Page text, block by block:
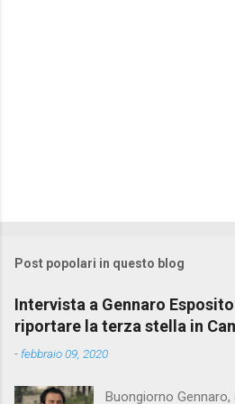
Post popolari in questo blog
Intervista a Gennaro
riportare la terza stella in
- febbraio 09, 2020
Buongiorno